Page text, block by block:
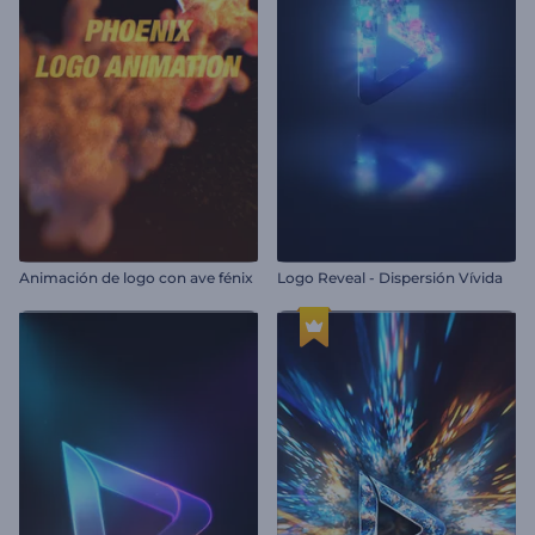
Animación de logo con ave fénix Logo Reveal - Dispersión Vívida